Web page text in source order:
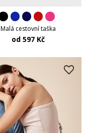
Malá cestovní taška
od 597 Kč